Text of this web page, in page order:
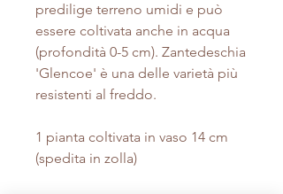
predilige terreno umidi e può
essere coltivata anche in acqua
(profondità 0-5 cm). Zantedeschia
'Glencoe' è una delle varietà più
resistenti al freddo.
1 pianta coltivata in vaso 14 cm
(spedita in zolla)